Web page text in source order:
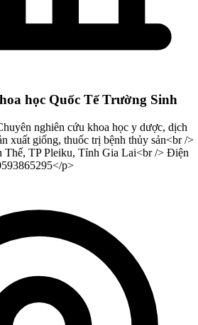
học Quốc Tế Trường Sinh
nghiên cứu khoa học y dược, dịch
xuất giống, thuốc trị bệnh thủy sản<br />
Thế, TP Pleiku, Tỉnh Gia Lai<br /> Điện
p>